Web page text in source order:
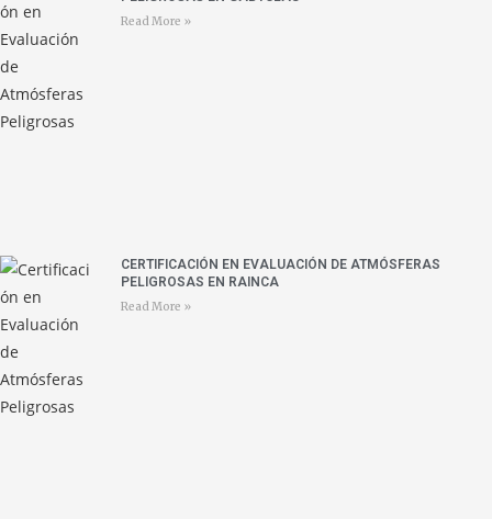
Read More »
CERTIFICACIÓN EN EVALUACIÓN DE ATMÓSFERAS
PELIGROSAS EN RAINCA
Read More »